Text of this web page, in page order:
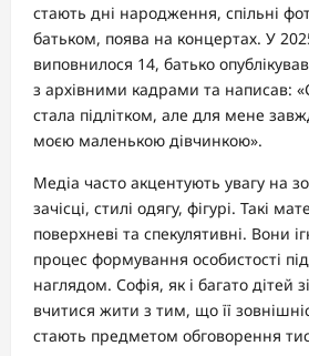
стають дні народження, спільні
батьком, поява на концертах. У
виповнилося 14, батько
з архівними кадрами та написав:
стала підлітком, але для мене
моєю маленькою дівчинкою».
Медіа часто акцентують увагу на
зачісці, стилі одягу, фігурі. Такі
поверхневі та спекулятивні. Вони
процес формування особистості
наглядом. Софія, як і багато дітей
вчитися жити з тим, що її
стають предметом обговорення